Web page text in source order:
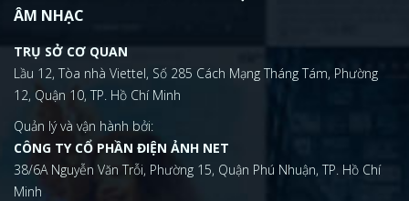
ÂM NHẠC
TRỤ SỞ CƠ QUAN
Lầu 12, Tòa nhà Viettel, Số 285 Cách Mạng Tháng Tám, Phường
12, Quận 10, TP. Hồ Chí Minh
Quản lý và vận hành bởi:
CÔNG TY CỔ PHẦN ĐIỆN ẢNH NET
38/6A Nguyễn Văn Trỗi, Phường 15, Quận Phú Nhuận, TP. Hồ Chí
Minh